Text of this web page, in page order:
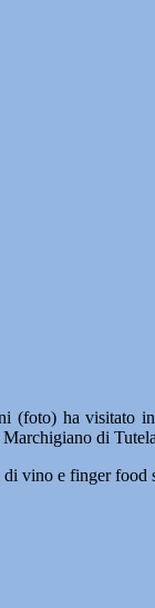
ha visitato
Marchigiano di
vino e finger